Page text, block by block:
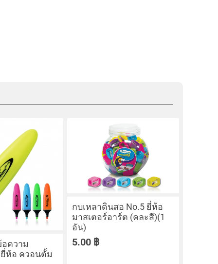
ความ
ยี่ห้อ ควอนตั้ม
กบเหลาดินสอ No.5 ยี่ห้อ
มาสเตอร์อาร์ต (คละสี)(1
อัน)
5.00 ฿